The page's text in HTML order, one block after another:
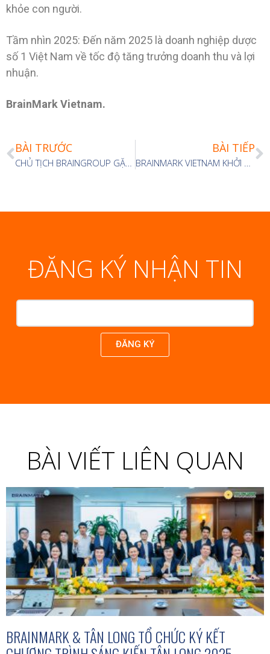
khỏe con người.
Tầm nhìn 2025: Đến năm 2025 là doanh nghiệp dược
số 1 Việt Nam về tốc độ tăng trưởng doanh thu và lợi
nhuận.
BrainMark Vietnam.
BÀI TRƯỚC BÀI TIẾP
ĐĂNG KÝ NHẬN TIN
ĐĂNG KÝ
BÀI VIẾT LIÊN QUAN
BRAINMARK & TÂN LONG TỔ CHỨC KÝ KẾT